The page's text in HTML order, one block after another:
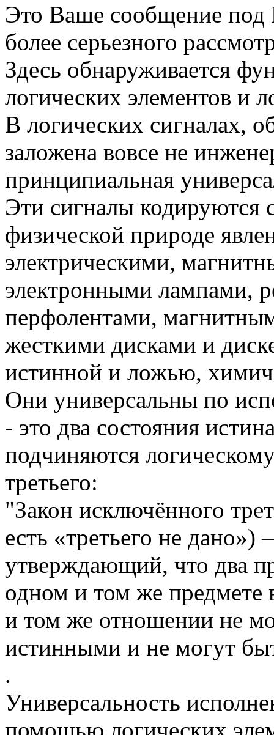
Это Ваше сообщение под
более серьезного
Здесь обнаруживается
логических элементов и
В логических сигналах,
заложена вовсе не
принципиальная
Эти сигналы
физической природе
электрическими,
электронными лампами,
перфолентами,
жесткими дисками и
истинной и ложью,
Они универсальны по
- это два состояния
подчиняются
третьего:
"Закон исключённого
есть «третьего не
утверждающий, что два
одном и том же предмете
и том же отношении не
истинными и не могут
.
Универсальность
помощью логических